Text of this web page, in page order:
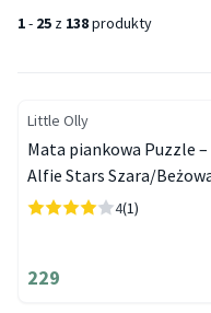
1- 25 z 138produkty
Little Olly
Mata piankowa Puzzle –
Alfie Stars Szara/
4(1)
229